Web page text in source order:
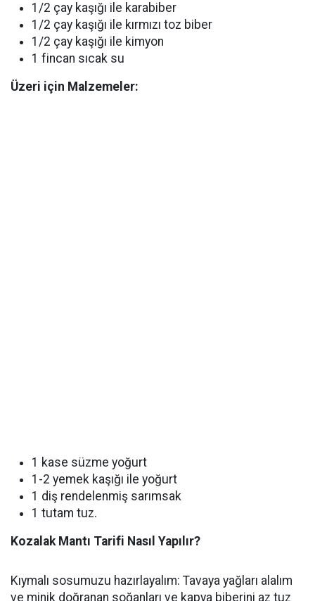
1/2 çay kaşığı ile karabiber
1/2 çay kaşığı ile kırmızı toz biber
1/2 çay kaşığı ile kimyon
1 fincan sıcak su
Üzeri için Malzemeler:
1 kase süzme yoğurt
1-2 yemek kaşığı ile yoğurt
1 diş rendelenmiş sarımsak
1 tutam tuz.
Kozalak Mantı Tarifi Nasıl Yapılır?
Kıymalı sosumuzu hazırlayalım: Tavaya yağları alalım
ve minik doğranan soğanları ve kapya biberini az tuz